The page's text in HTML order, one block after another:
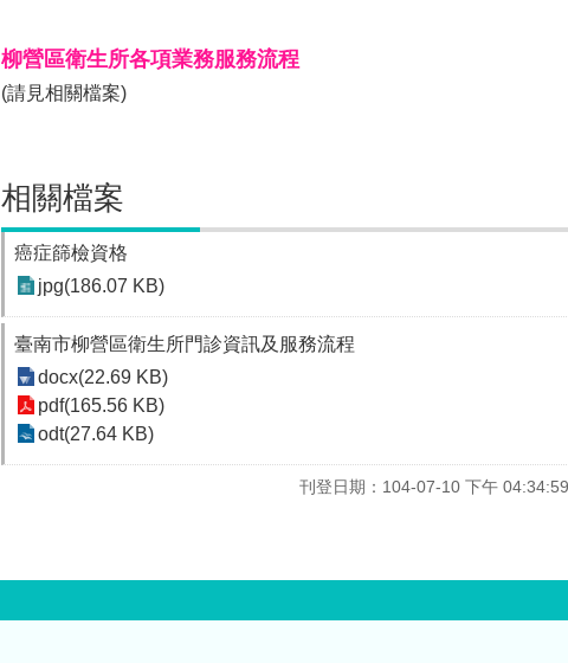
柳營區衛生所各項業務服務流程
(請見相關檔案)
相關檔案
癌症篩檢資格
jpg(186.07 KB)
臺南市柳營區衛生所門診資訊及服務流程
docx(22.69 KB)
pdf(165.56 KB)
odt(27.64 KB)
刊登日期：104-07-10 下午 04:34:59